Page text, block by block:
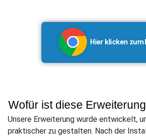
Hier klicken zum
Wofür ist diese
Unsere Erweiterung wurde entwickelt,
praktischer zu gestalten. Nach der